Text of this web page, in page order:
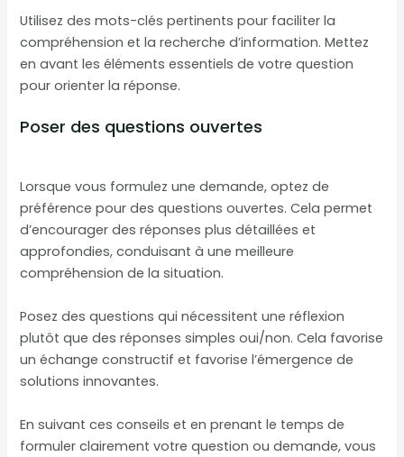
Utilisez des mots-clés pertinents pour faciliter la
compréhension et la recherche d’information. Mettez
en avant les éléments essentiels de votre question
pour orienter la réponse.
Poser des questions ouvertes
Lorsque vous formulez une demande, optez de
préférence pour des questions ouvertes. Cela permet
d’encourager des réponses plus détaillées et
approfondies, conduisant à une meilleure
compréhension de la situation.
Posez des questions qui nécessitent une réflexion
plutôt que des réponses simples oui/non. Cela favorise
un échange constructif et favorise l’émergence de
solutions innovantes.
En suivant ces conseils et en prenant le temps de
formuler clairement votre question ou demande, vous